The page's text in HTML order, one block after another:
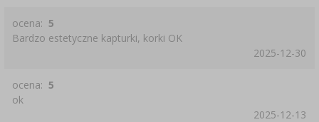
ocena: 5
Bardzo estetyczne kapturki, korki OK
2025-12-30
ocena: 5
ok
2025-12-13